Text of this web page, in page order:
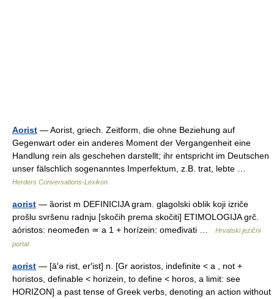
Aorist — Aorist, griech. Zeitform, die ohne Beziehung auf
Gegenwart oder ein anderes Moment der Vergangenheit eine
Handlung rein als geschehen darstellt; ihr entspricht im Deutschen
unser fälschlich sogenanntes Imperfektum, z.B. trat, lebte …
Herders Conversations-Lexikon
aorist — ȁorist m DEFINICIJA gram. glagolski oblik koji izriče
prošlu svršenu radnju [skočih prema skočiti] ETIMOLOGIJA grč.
aóristos: neomeđen ≃ a 1 + horízein: omeđivati …
Hrvatski jezični
portal
aorist — [ā′ə rist, er′ist] n. [Gr aoristos, indefinite < a , not +
horistos, definable < horizein, to define < horos, a limit: see
HORIZON] a past tense of Greek verbs, denoting an action without